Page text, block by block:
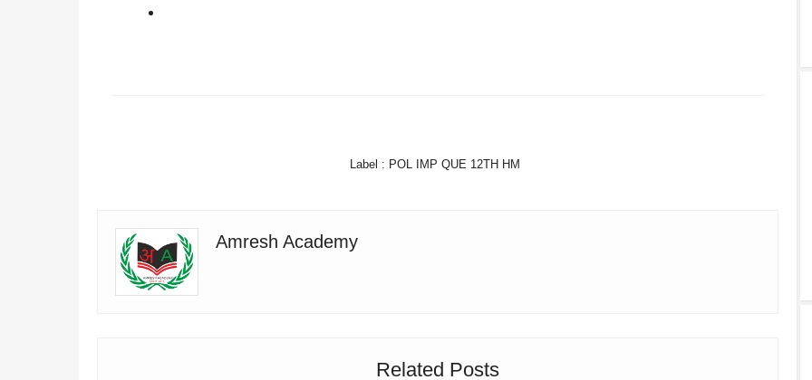
Label : POL IMP QUE 12TH HM
Amresh Academy
Related Posts